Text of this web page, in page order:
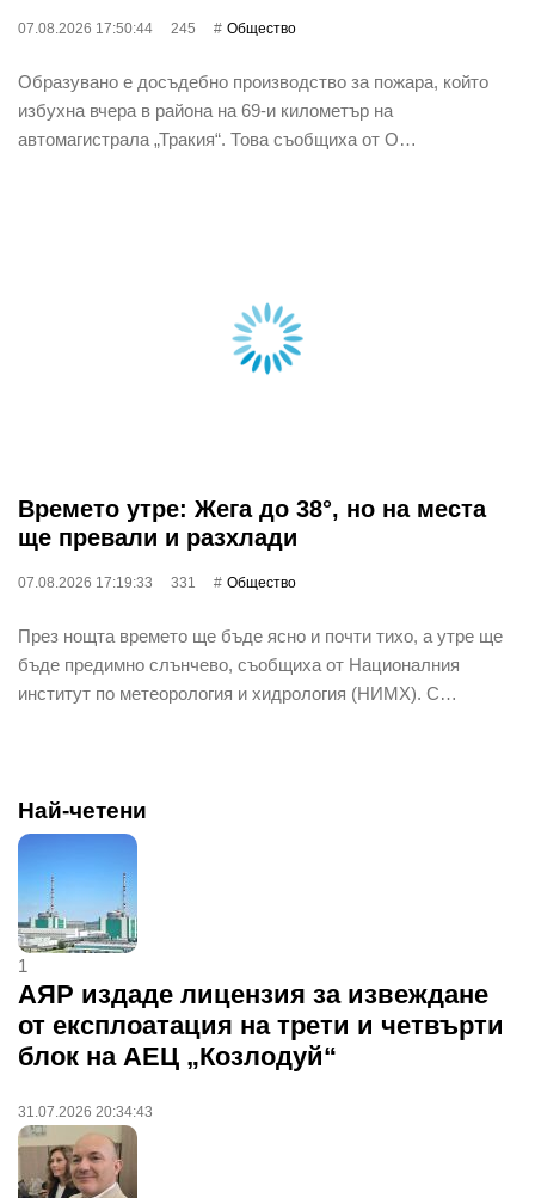
07.08.2026 17:50:44 245 Общество
Образувано е досъдебно производство за пожара, който
избухна вчера в района на 69-и километър на
автомагистрала „Тракия“. Това съобщиха от О…
Времето утре: Жега до 38°, но на места
ще превали и разхлади
07.08.2026 17:19:33 331 Общество
През нощта времето ще бъде ясно и почти тихо, а утре ще
бъде предимно слънчево, съобщиха от Националния
институт по метеорология и хидрология (НИМХ). С…
Най-четени
1
АЯР издаде лицензия за извеждане
от експлоатация на трети и четвърти
блок на АЕЦ „Козлодуй“
31.07.2026 20:34:43